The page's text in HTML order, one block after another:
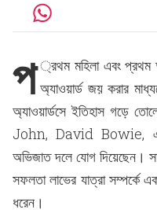
প ্রথম মহিলা এবং প্রথম
অ্যাওয়ার্ড জয় করার
অ্যাওয়ার্ডসে ইতিহাস গড়ে
John, David Bowie,
অভিজাত দলে যোগ দিয়েছেন।
সফলতা লাভের যাত্রা সম্পর্কে
ধরেন।